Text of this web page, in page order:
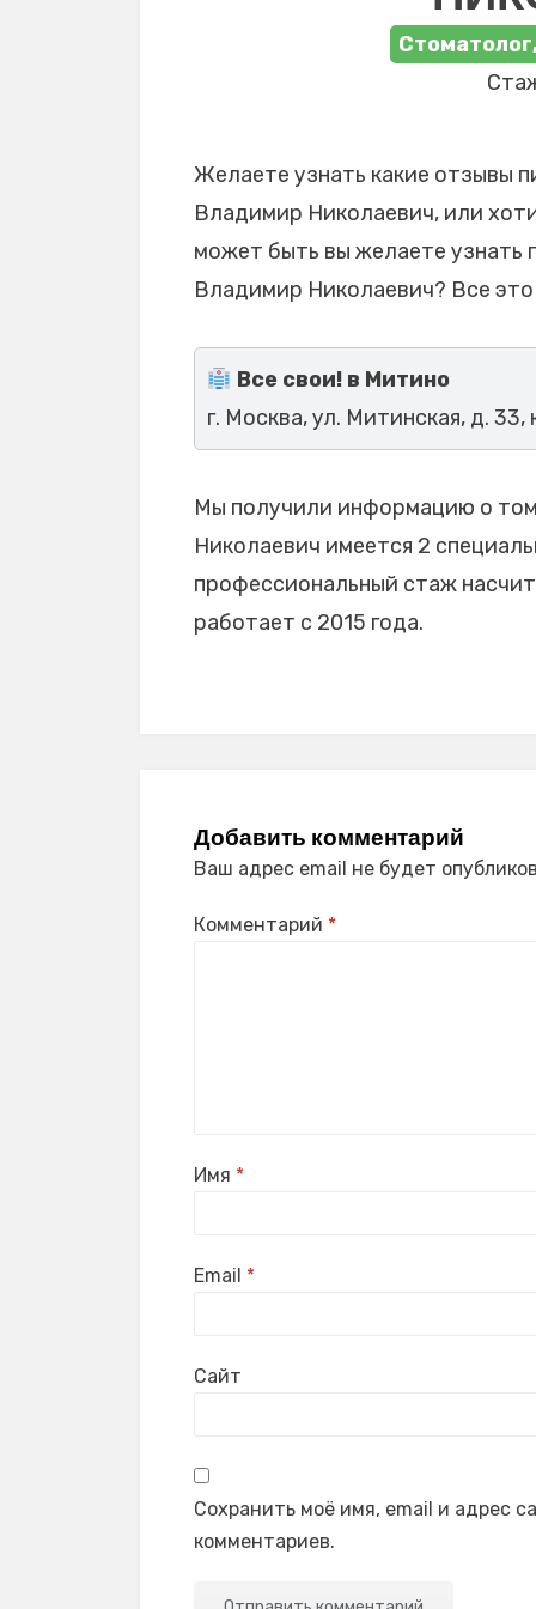
Желаете узнать какие отзывы
Владимир Николаевич, или
может быть вы желаете узнать
Владимир Николаевич? Все
Все свои! в Митино
г. Москва, ул. Митинская, д. 33,
Мы получили информацию о
Николаевич имеется 2
профессиональный стаж
работает с 2015 года.
Добавить комментарий
Ваш адрес email не будет
Комментарий *
Имя *
Email *
Сайт
Сохранить моё имя, email и адрес
комментариев.